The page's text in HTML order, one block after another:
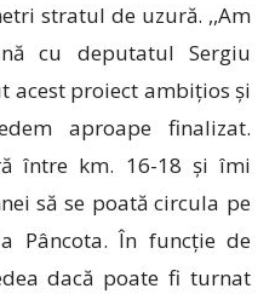
stratul de uzură. ,,Am
cu deputatul Sergiu
acest proiect ambițios și
aproape finalizat.
între km. 16-18 și îmi
să se poată circula pe
Pâncota. În funcție de
dacă poate fi turnat